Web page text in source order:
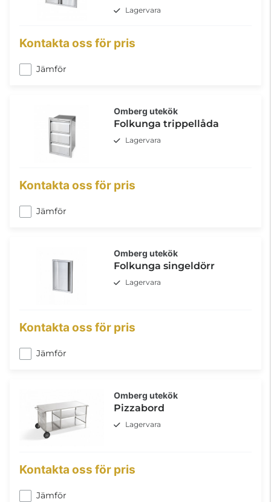
Lagervara
Kontakta oss för pris
Jämför
Omberg utekök
Folkunga trippellåda
Lagervara
Kontakta oss för pris
Jämför
Omberg utekök
Folkunga singeldörr
Lagervara
Kontakta oss för pris
Jämför
Omberg utekök
Pizzabord
Lagervara
Kontakta oss för pris
Jämför